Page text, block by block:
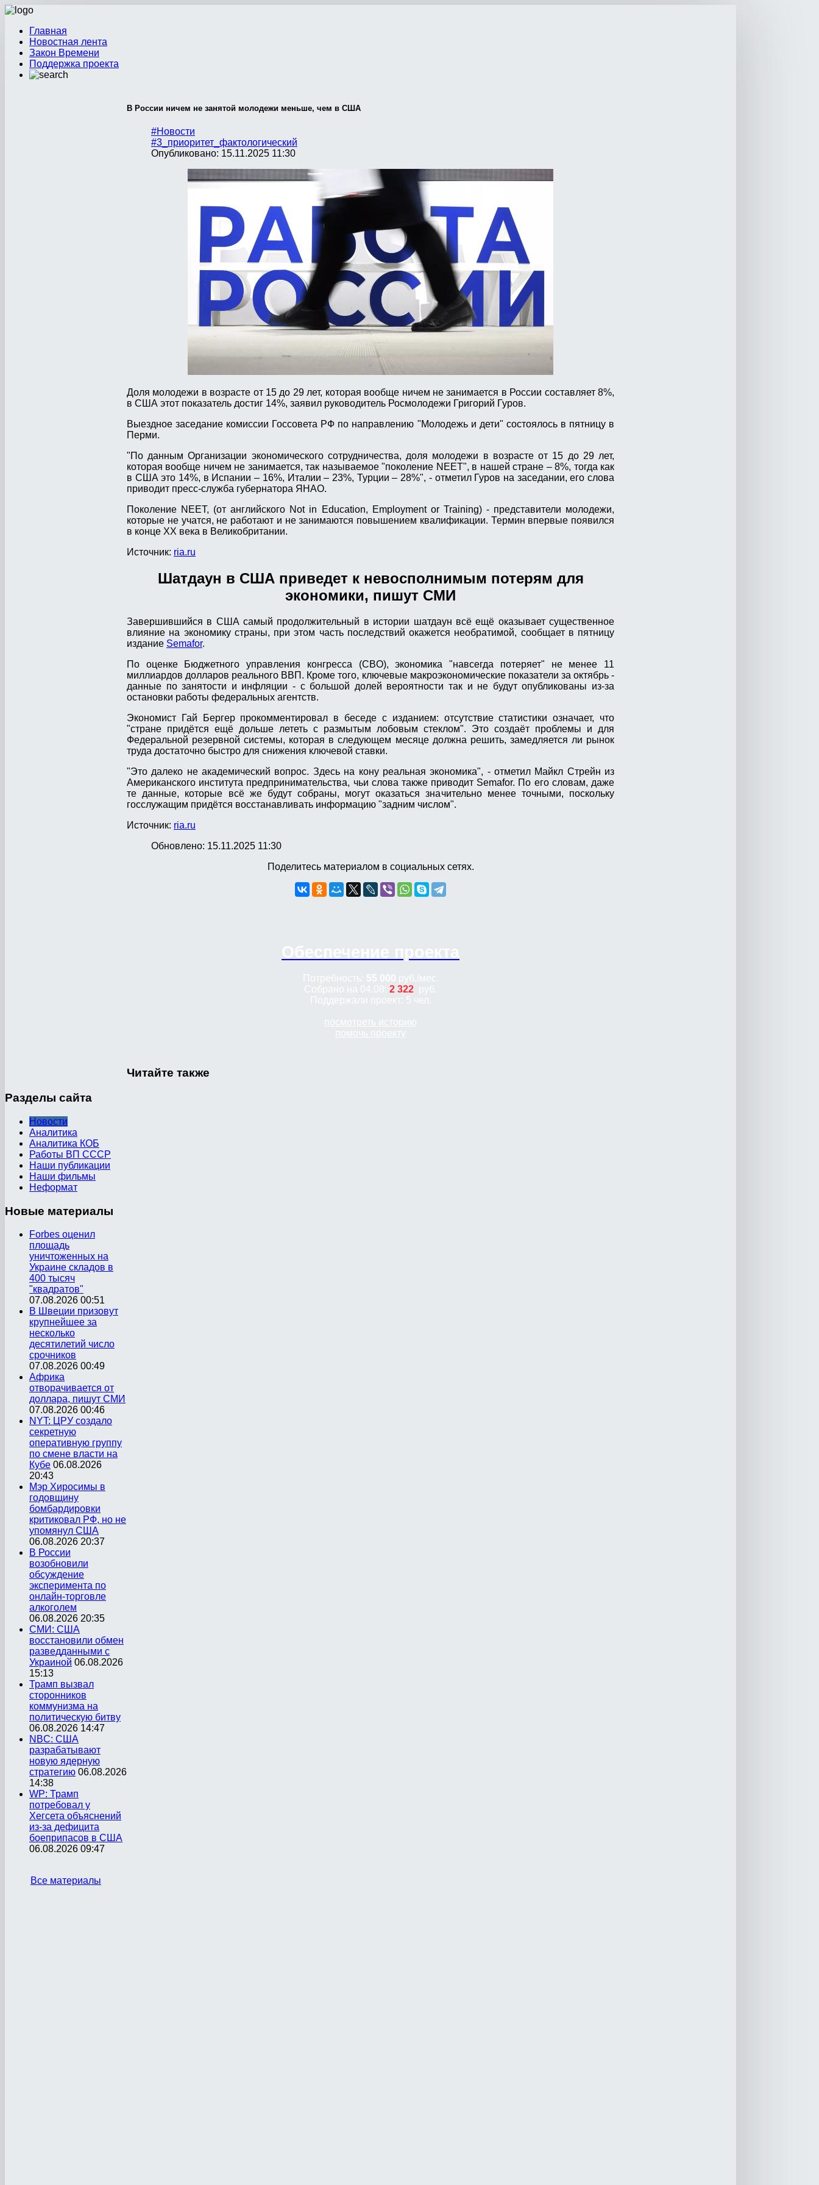
Главная
Новостная лента
Закон Времени
Поддержка проекта
В России ничем не занятой молодежи меньше, чем в США
#Новости
#3_приоритет_фактологический
Опубликовано: 15.11.2025 11:30
Доля молодежи в возрасте от 15 до 29 лет, которая вообще ничем не занимается в России составляет 8%,
в США этот показатель достиг 14%, заявил руководитель Росмолодежи Григорий Гуров.
Выездное заседание комиссии Госсовета РФ по направлению "Молодежь и дети" состоялось в пятницу в
Перми.
"По данным Организации экономического сотрудничества, доля молодежи в возрасте от 15 до 29 лет,
которая вообще ничем не занимается, так называемое "поколение NEET", в нашей стране – 8%, тогда как
в США это 14%, в Испании – 16%, Италии – 23%, Турции – 28%", - отметил Гуров на заседании, его слова
приводит пресс-служба губернатора ЯНАО.
Поколение NEET, (от английского Not in Education, Employment or Training) - представители молодежи,
которые не учатся, не работают и не занимаются повышением квалификации. Термин впервые появился
в конце XX века в Великобритании.
Источник: ria.ru
Шатдаун в США приведет к невосполнимым потерям для
экономики, пишут СМИ
Завершившийся в США самый продолжительный в истории шатдаун всё ещё оказывает существенное
влияние на экономику страны, при этом часть последствий окажется необратимой, сообщает в пятницу
издание Semafor.
По оценке Бюджетного управления конгресса (CBO), экономика "навсегда потеряет" не менее 11
миллиардов долларов реального ВВП. Кроме того, ключевые макроэкономические показатели за октябрь -
данные по занятости и инфляции - с большой долей вероятности так и не будут опубликованы из-за
остановки работы федеральных агентств.
Экономист Гай Бергер прокомментировал в беседе с изданием: отсутствие статистики означает, что
"стране придётся ещё дольше лететь с размытым лобовым стеклом". Это создаёт проблемы и для
Федеральной резервной системы, которая в следующем месяце должна решить, замедляется ли рынок
труда достаточно быстро для снижения ключевой ставки.
"Это далеко не академический вопрос. Здесь на кону реальная экономика", - отметил Майкл Стрейн из
Американского института предпринимательства, чьи слова также приводит Semafor. По его словам, даже
те данные, которые всё же будут собраны, могут оказаться значительно менее точными, поскольку
госслужащим придётся восстанавливать информацию "задним числом".
Источник: ria.ru
Обновлено: 15.11.2025 11:30
Поделитесь материалом в социальных сетях.
2 322
Читайте также
Разделы сайта
Новости
Аналитика
Аналитика КОБ
Работы ВП СССР
Наши публикации
Наши фильмы
Неформат
Новые материалы
Forbes оценил
площадь
уничтоженных на
Украине складов в
400 тысяч
"квадратов"
07.08.2026 00:51
В Швеции призовут
крупнейшее за
несколько
десятилетий число
срочников
07.08.2026 00:49
Африка
отворачивается от
доллара, пишут СМИ
07.08.2026 00:46
NYT: ЦРУ создало
секретную
оперативную группу
по смене власти на
Кубе 06.08.2026
20:43
Мэр Хиросимы в
годовщину
бомбардировки
критиковал РФ, но не
упомянул США
06.08.2026 20:37
В России
возобновили
обсуждение
эксперимента по
онлайн-торговле
алкоголем
06.08.2026 20:35
СМИ: США
восстановили обмен
разведданными с
Украиной 06.08.2026
15:13
Трамп вызвал
сторонников
коммунизма на
политическую битву
06.08.2026 14:47
NBC: США
разрабатывают
новую ядерную
стратегию 06.08.2026
14:38
WP: Трамп
потребовал у
Хегсета объяснений
из-за дефицита
боеприпасов в США
06.08.2026 09:47
Все материалы